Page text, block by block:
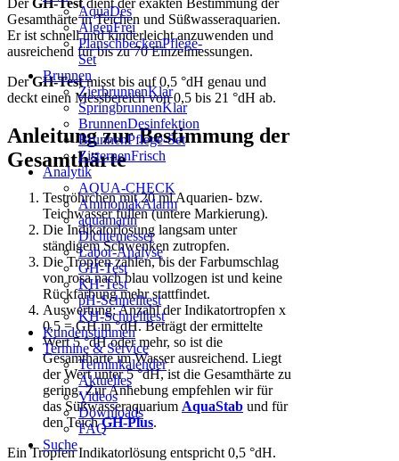
AquaDes
AlgenFrei
PlanschbeckenPflege-
Set
Brunnen
ZierbrunnenKlar
SpringbrunnenKlar
BrunnenDesinfektion
BrunnenPflege-Set
ZisternenFrisch
Analytik
AQUA-CHECK
AmmoniakAlarm
aquamarin
Dichtemesser
Labor-Analyse
GH-Test
KH-Test
pH-Schnelltest
KH-Schnelltest
Kundenstimmen
Termine & Service
Terminkalender
Aktuelles
Videos
Downloads
FAQ
Suche
DerGH-Testdient der exakten Bestimmung der
Gesamthärte in Teichen und Süßwasseraquarien.
Er ist schnell und kinderleicht anzuwenden und
ausreichend für bis zu 70 Einzelmessungen.
DerGH-Testmisst bis auf 0,5 °dH genau und
deckt einen Messbereich von 0,5 bis 21 °dH ab.
Anleitung zur Bestimmung der
Gesamthärte
Teströhrchen mit 20 ml Aquarien- bzw.
Teichwasser füllen (untere Markierung).
Die Indikatorlösung langsam unter
ständigem Schwenken zutropfen.
Die Tropfen zählen, bis der Farbumschlag
von rosa nach blau vollzogen ist und keine
Rückfärbung mehr stattfindet.
Auswertung: Anzahl der Indikatortropfen x
0,5 = GH in °dH. Beträgt der ermittelte
Wert 5 °dH oder mehr, so ist die
Gesamthärte im Wasser ausreichend. Liegt
der Wert unter 5 °dH, ist die Gesamthärte zu
gering. Zur Anhebung empfehlen wir für
das Süßwasseraquarium AquaStab und für
den TeichGH-Plus.
Ein Tropfen Indikatorlösung entspricht 0,5 °dH.